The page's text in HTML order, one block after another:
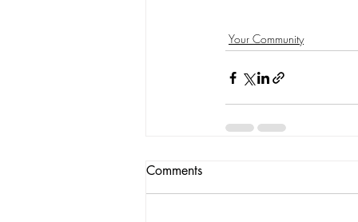
Your Community
Comments